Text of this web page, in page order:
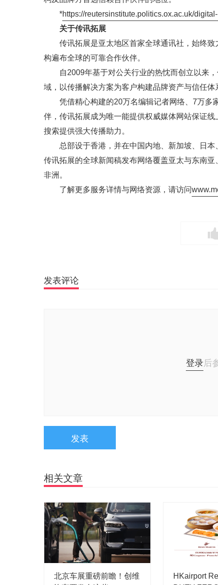
*https://reutersinstitute.politics.ox.ac.uk/
关于传讯拓展
传讯拓展是亚太地区首家全球通讯社，始终
构遍布全球的可靠合作伙伴。
自2009年基于对公关行业的热忱而创立以来
域，以传播解决方案为客户构建品牌资产与信任体
凭借精心构建的20万名编辑记者网络、7万多
伴，传讯拓展成为唯一能提供权威媒体网站保证
搜索提供强大传播助力。
总部设于香港，并在中国内地、新加坡、日
传讯拓展的全球新闻稿发布网络覆盖亚太与东南
非洲。
了解更多服务详情与网络资源，请访问
发表评论
登录后
发表
相关文章
北京车展重磅前瞻！创维
HKairport